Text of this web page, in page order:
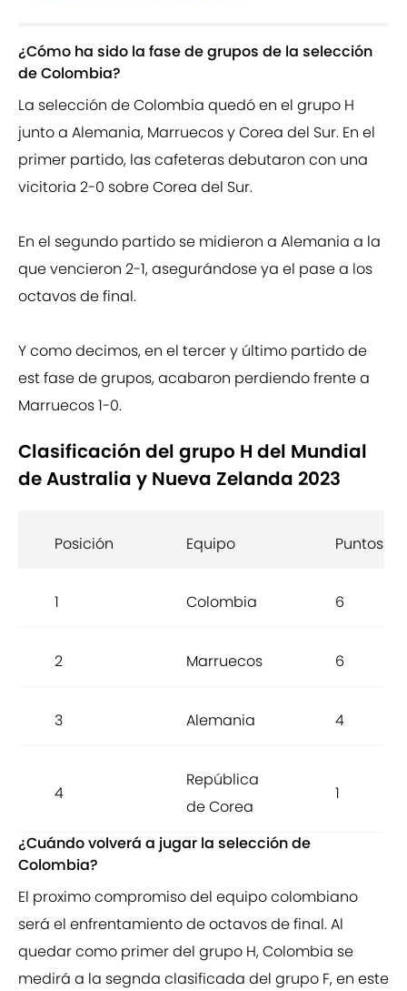
¿Cómo ha sido la fase de grupos de la selección
de Colombia?
La selección de Colombia quedó en el grupo H
junto a Alemania, Marruecos y Corea del Sur. En el
primer partido, las cafeteras debutaron con una
vicitoria 2-0 sobre Corea del Sur.
En el segundo partido se midieron a Alemania a la
que vencieron 2-1, asegurándose ya el pase a los
octavos de final.
Y como decimos, en el tercer y último partido de
est fase de grupos, acabaron perdiendo frente a
Marruecos 1-0.
Clasificación del grupo H del Mundial
de Australia y Nueva Zelanda 2023
Posición Equipo Puntos
1 Colombia 6
2 Marruecos 6
3 Alemania 4
4
República
de Corea
1
¿Cuándo volverá a jugar la selección de
Colombia?
El proximo compromiso del equipo colombiano
será el enfrentamiento de octavos de final. Al
quedar como primer del grupo H, Colombia se
medirá a la segnda clasificada del grupo F, en este